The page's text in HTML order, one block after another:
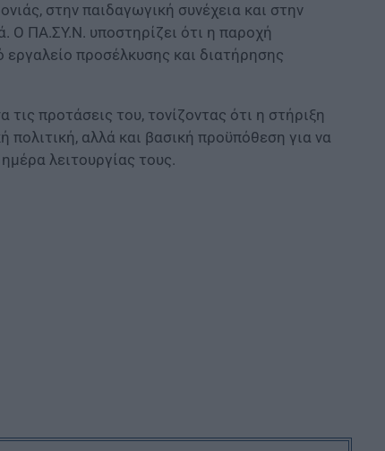
στην παιδαγωγική συνέχεια και στην
Ο ΠΑ.ΣΥ.Ν. υποστηρίζει ότι η παροχή
εργαλείο προσέλκυσης και διατήρησης
προτάσεις του, τονίζοντας ότι η στήριξη
αλλά και βασική προϋπόθεση για να
λειτουργίας τους.